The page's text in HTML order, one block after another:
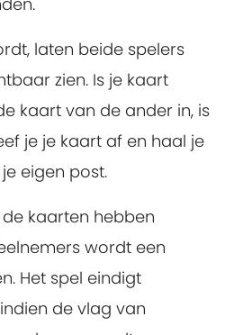
laten beide spelers
zien. Is je kaart
kaart van de ander in, is
je je kaart af en haal je
eigen post.
kaarten hebben
wordt een
Het spel eindigt
de vlag van